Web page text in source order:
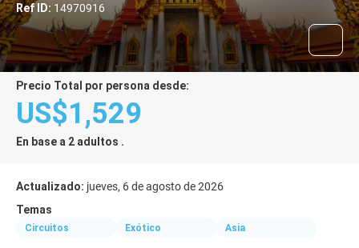
Ref ID: 14970916
Precio Total por persona desde:
US$1,529
En base a 2 adultos .
Actualizado: jueves, 6 de agosto de 2026
Temas
Circuitos Exótico Asia